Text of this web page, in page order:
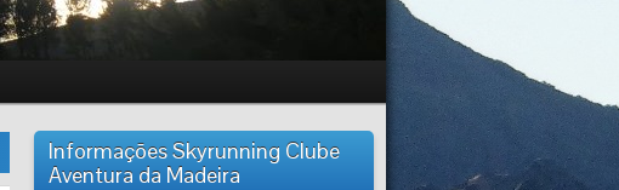
Informações Skyrunning Clube
Aventura da Madeira